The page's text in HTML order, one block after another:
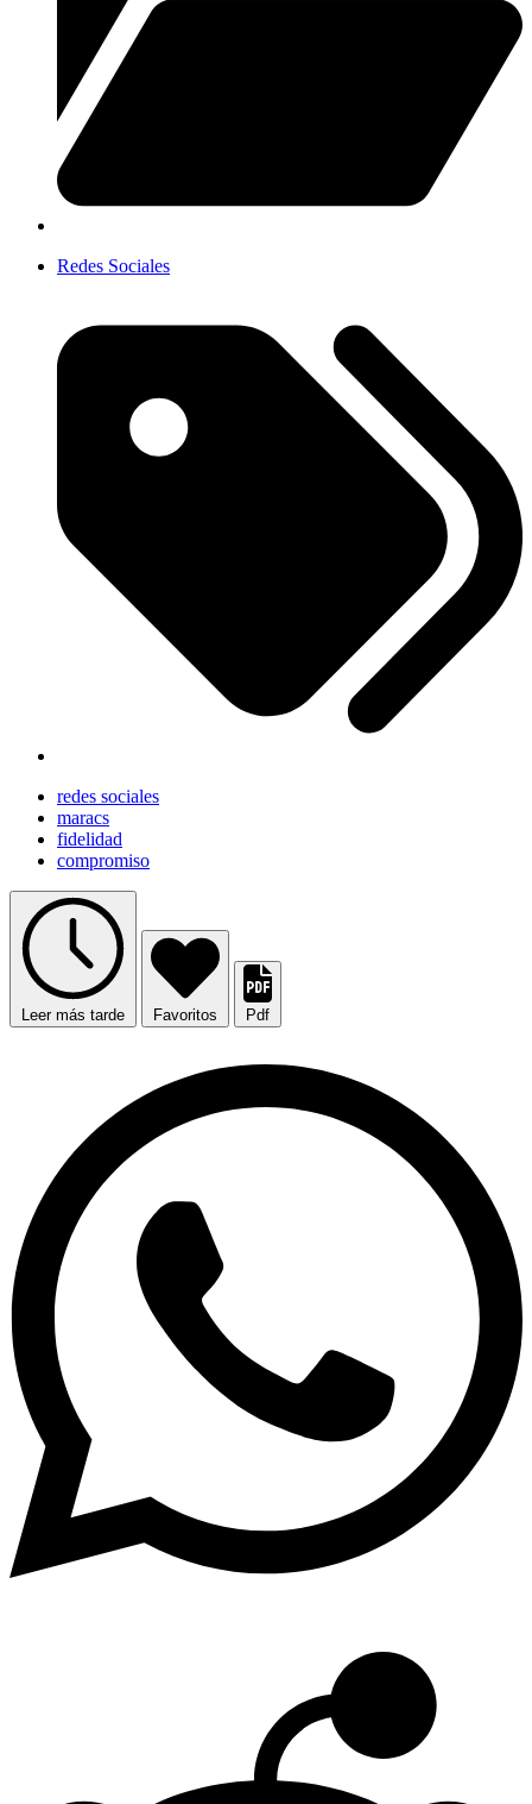
Redes Sociales
redes sociales
maracs
fidelidad
compromiso
Leer más tarde Favoritos Pdf